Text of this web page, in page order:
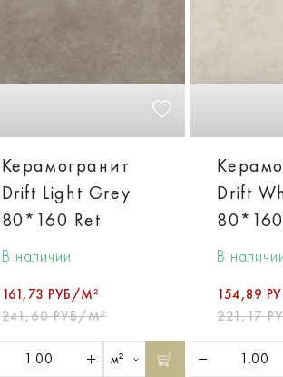
Керамогранит
Drift Light Grey
80*160 Ret
В наличии
161,73 РУБ/М²
241,60 РУБ/М²
м²
Drift
В
154,89
221,17